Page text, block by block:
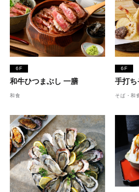
6F
和牛ひつまぶし 一膳
和食
6F
手打ち
そば・和